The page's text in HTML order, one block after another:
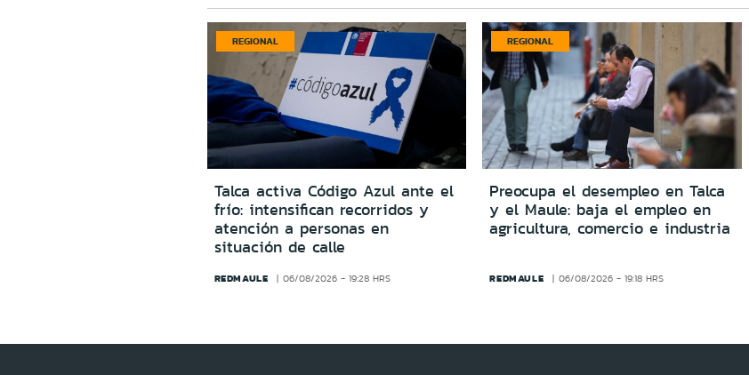
REGIONAL
Talca activa Código Azul ante el
frío: intensifican recorridos y
atención a personas en
situación de calle
REDMAULE 06/08/2026 - 19:28 HRS
REGIONAL
Preocupa el desempleo en Talca
y el Maule: baja el empleo en
agricultura, comercio e industria
REDMAULE 06/08/2026 - 19:18 HRS